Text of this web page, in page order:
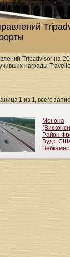
Tripadvisor на
награды
1 из 1, всего